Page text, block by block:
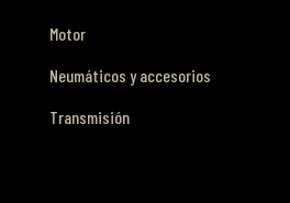
Motor
Neumáticos y accesorios
Transmisión